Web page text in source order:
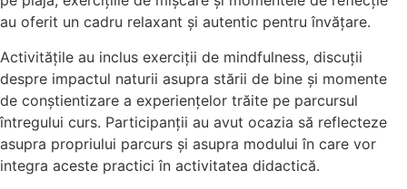
au oferit un cadru relaxant și autentic pentru învățare.
Activitățile au inclus exerciții de mindfulness, discuții
despre impactul naturii asupra stării de bine și momente
de conștientizare a experiențelor trăite pe parcursul
întregului curs. Participanții au avut ocazia să reflecteze
asupra propriului parcurs și asupra modului în care vor
integra aceste practici în activitatea didactică.